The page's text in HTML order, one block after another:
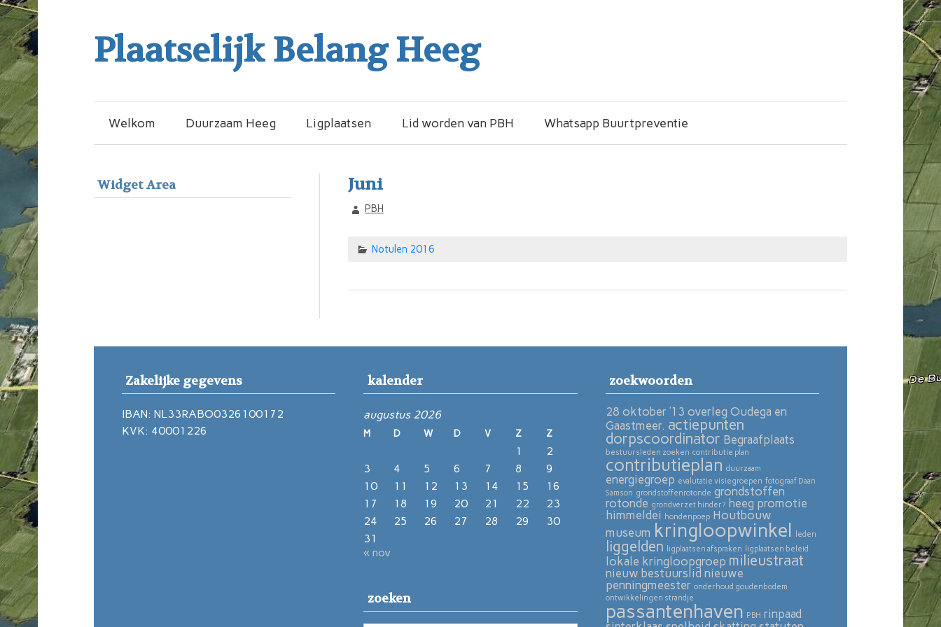
Plaatselijk Belang Heeg
Welkom Duurzaam Heeg Ligplaatsen Lid worden van PBH Whatsapp Buurtpreventie
Juni
PBH
Notulen 2016
Widget Area
Zakelijke gegevens
IBAN: NL33RABO0326100172
KVK: 40001226
kalender
augustus 2026
M D W D V Z Z
1
2
3
4 5 6 7 8
9
10
11 12 13 14 15
16
17
18 19 20 21 22
23
24
25 26 27 28 29
30
31
« nov
zoeken
zoekwoorden
28 oktober ’13 overleg Oudega en
Gaastmeer. actiepunten
dorpscoordinator Begraafplaats
bestuursleden zoeken contributie plan
contributieplan duurzaam
energiegroep evalutatie visiegroepen fotograaf Daan
Samson grondstoffenrotonde grondstoffen
rotonde grondverzet hinder? heeg promotie
himmeldei
hondenpoep Houtbouw
museum kringloopwinkel leden
liggelden ligplaatsen afspraken ligplaatsen beleid
lokale kringloopgroep milieustraat
nieuw bestuurslid nieuwe
penningmeester onderhoud goudenbodem
ontwikkelingen strandje
passantenhaven PBH rinpaad